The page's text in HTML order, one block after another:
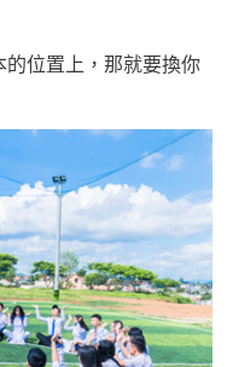
位置上，那就要換你